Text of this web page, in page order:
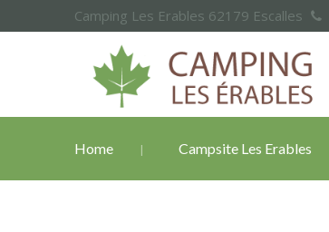
Camping Les Erables 62179 Escalles
Home Campsite Les Erables